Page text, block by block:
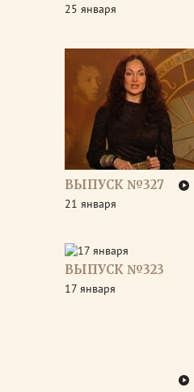
25 января
ВЫПУСК №327
21 января
ВЫПУСК №323
17 января